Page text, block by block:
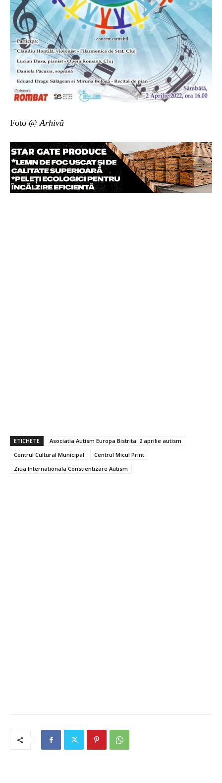
Foto @ Arhivă
ETICHETE
Asociatia Autism Europa Bistrita. 2 aprilie autism
Centrul Cultural Municipal
Centrul Micul Print
Ziua Internationala Constientizare Autism